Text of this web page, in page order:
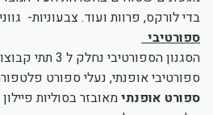
בדי לורקס, פרוות ועוד. צבעוניות-
ספורטיבי
הסגנון הספורטיבי
ספורטיבי אופנתי, נעלי ספורט
ספורט אופנתימאובזר בסוליות